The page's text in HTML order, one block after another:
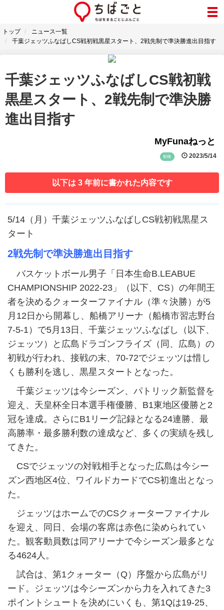
トップ
ニュース一覧
千葉ジェッツふなばしCS戦初戦黒星スタート、2戦先制で準決勝進出目指す
千葉ジェッツふなばしCS戦初戦
黒星スタート、2戦先制で準決勝
進出目指す
MyFunaねっと
船橋 2023/5/14
以下は 3 年前に書かれた内容です
5/14（月）千葉ジェッツふなばしCS戦初戦黒星ス
タート
2戦先制で準決勝進出目指す
バスケットボール男子「日本生命B.LEABUE
CHAMPIONSHIP 2022-23」（以下、CS）の年間王
者を決めるクォーターファイナル（準々決勝）が5
月12日から開幕し、船橋アリーナ（船橋市習志野台
7-5-1）で5月13日、千葉ジェッツふなばし（以下、
ジェッツ）と広島ドラゴンフライズ（同、広島）の
初戦が行われ、接戦の末、70-72でジェッツは惜し
くも勝利を逃し、黒星スタートとなった。
千葉ジェッツは今シーズン、パトリック新監督を
迎え、天皇杯全日本選手権優勝、B1東地区優勝と2
冠を達成。さらにB1リーグ記録となる24連勝、最
高勝率・最多勝利数の達成など、多くの実績を残し
てきた。
CSでジェッツの対戦相手となった広島は今シー
ズン西地区4位、ワイルドカードでCS初進出となっ
た。
ジェッツはホームでのCSクォーターファイナル
を迎え、同日、会場の客席は赤色に染められてい
た。観客動員数は同アリーナで今シーズン最多とな
る4624人。
試合は、第1クォーター（Q）序盤から広島がリ
ード。ジェッツは今シーズンから力を入れてきた3
ポイントシュートを決めにいくも、第1Qは19-25、